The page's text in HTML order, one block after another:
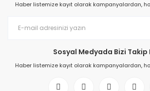
Haber listemize kayıt olarak kampanyalardan,
Sosyal Medyada Bizi Takip
Haber listemize kayıt olarak kampanyalardan,